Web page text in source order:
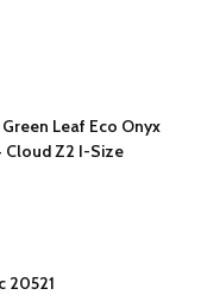
Leaf Eco Onyx
Cloud Z2 I-Size
20521